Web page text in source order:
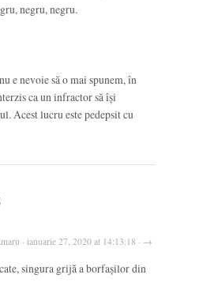
negru, negru.
e nevoie să o mai spunem, în
ca un infractor să își
Acest lucru este pedepsit cu
· ianuarie 27, 2020 at 14:13:18 · →
singura grijă a borfașilor din